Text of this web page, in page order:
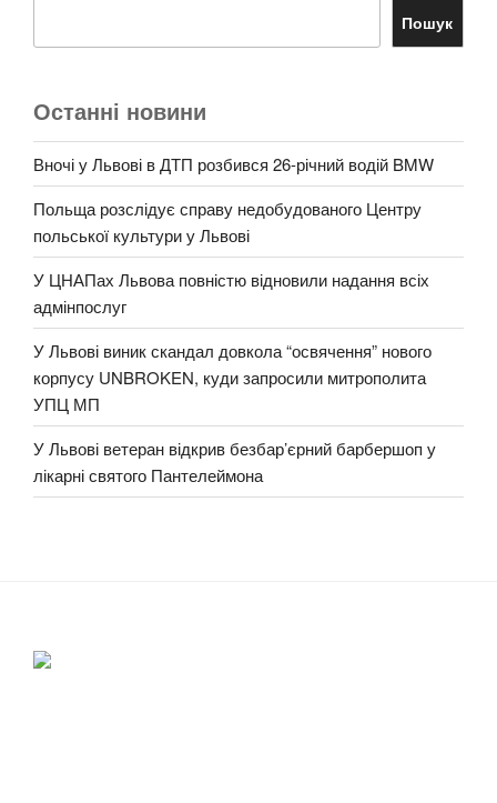
Пошук
Останні новини
Вночі у Львові в ДТП розбився 26-річний водій BMW
Польща розслідує справу недобудованого Центру
польської культури у Львові
У ЦНАПах Львова повністю відновили надання всіх
адмінпослуг
У Львові виник скандал довкола “освячення” нового
корпусу UNBROKEN, куди запросили митрополита
УПЦ МП
У Львові ветеран відкрив безбар’єрний барбершоп у
лікарні святого Пантелеймона